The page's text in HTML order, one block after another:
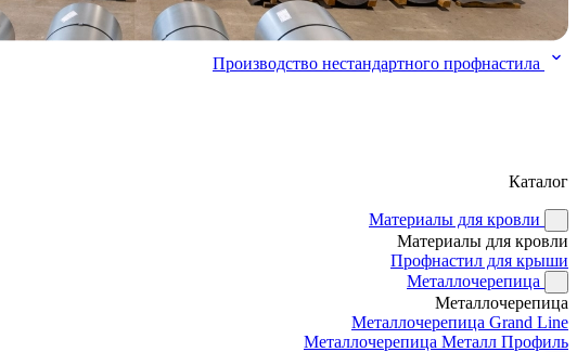
Производство нестандартного профнастила
Каталог
Материалы для кровли
Материалы для кровли
Профнастил для крыши
Металлочерепица
Металлочерепица
Металлочерепица Grand Line
Металлочерепица Металл Профиль